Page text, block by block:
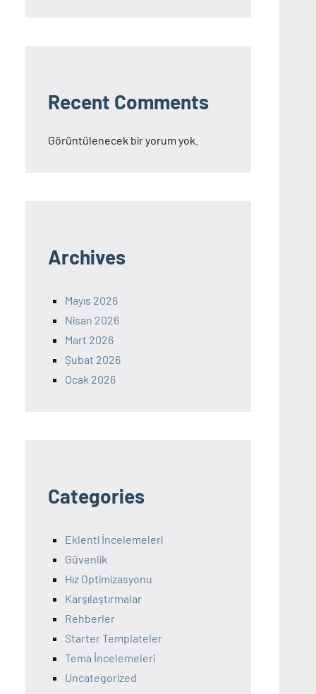
Recent Comments
Görüntülenecek bir yorum yok.
Archives
Mayıs 2026
Nisan 2026
Mart 2026
Şubat 2026
Ocak 2026
Categories
Eklenti İncelemeleri
Güvenlik
Hız Optimizasyonu
Karşılaştırmalar
Rehberler
Starter Templateler
Tema İncelemeleri
Uncategorized